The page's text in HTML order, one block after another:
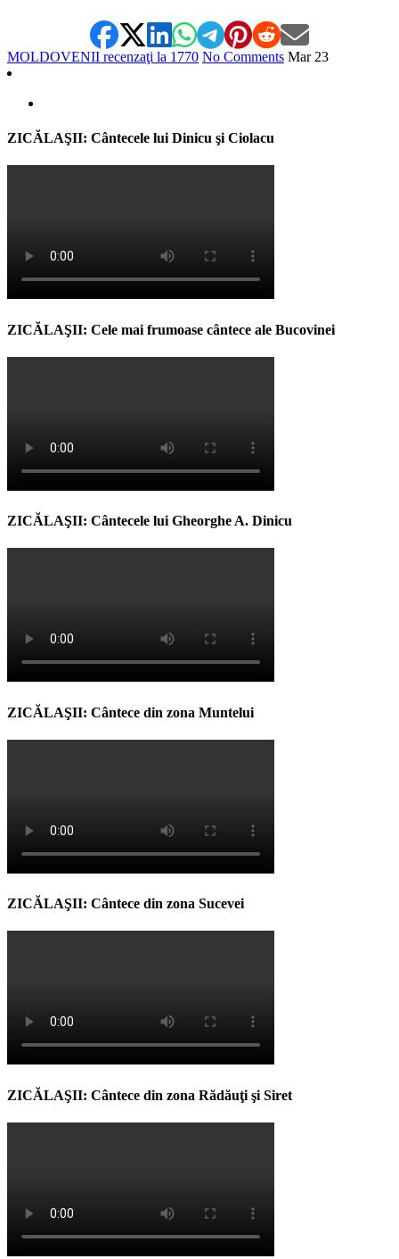
MOLDOVENII recenzaţi la 1770 No Comments Mar 23
ZICĂLAŞII: Cântecele lui Dinicu şi Ciolacu
ZICĂLAŞII: Cele mai frumoase cântece ale Bucovinei
ZICĂLAŞII: Cântecele lui Gheorghe A. Dinicu
ZICĂLAŞII: Cântece din zona Muntelui
ZICĂLAŞII: Cântece din zona Sucevei
ZICĂLAŞII: Cântece din zona Rădăuţi şi Siret